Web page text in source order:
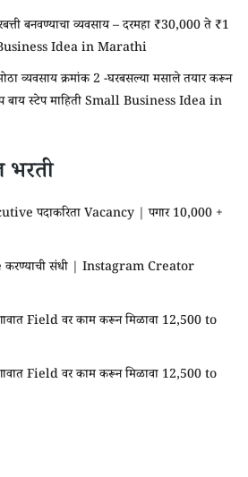
बनवण्याचा व्यवसाय – दरमहा ₹30,000 ते ₹1
Idea in Marathi
व्यवसाय क्रमांक 2 -घरबसल्या मसाले तयार करून
बाय स्टेप माहिती Small Business Idea in
भरती
पदाकरिता Vacancy | पगार 10,000 +
संधी | Instagram Creator
Field वर काम करून मिळावा 12,500 to
Field वर काम करून मिळावा 12,500 to